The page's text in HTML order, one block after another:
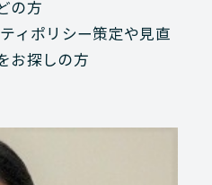
の方
ィポリシー策定や見直
お探しの方